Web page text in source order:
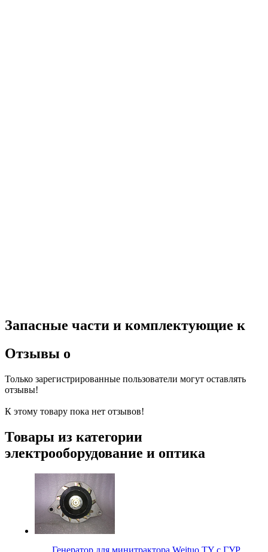
Запасные части и комплектующие к
Отзывы о
Только зарегистрированные пользователи могут оставлять
отзывы!
К этому товару пока нет отзывов!
Товары из категории
электрооборудование и оптика
Генератор для минитрактора Weituo TY с ГУР